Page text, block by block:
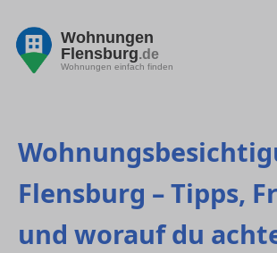
Wohnungen
Flensburg.de
Wohnungen einfach finden
Flensburg – Tipps,
und worauf du